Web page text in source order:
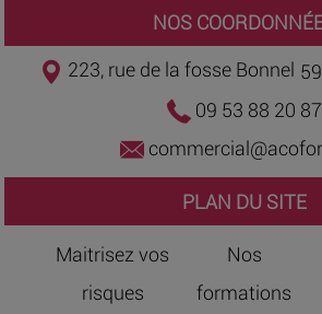
NOS
223, rue de la fosse Bonnel
09 53 88 20 87
PLAN DU SITE
Maitrisez vos
risques
Nos
formations